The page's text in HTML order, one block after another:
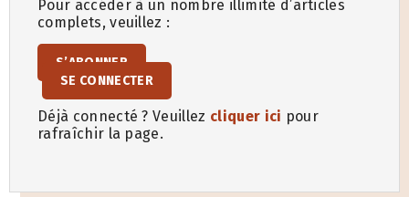
Pour accéder à un nombre illimité d’articles
complets, veuillez :
S’ABONNER
SE CONNECTER
Déjà connecté ? Veuillez cliquer ici pour
rafraîchir la page.